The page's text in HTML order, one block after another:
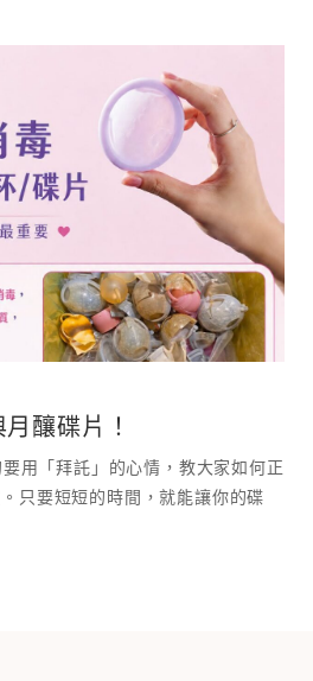
釀碟片！
用「拜託」的心情，教大家如何正
只要短短的時間，就能讓你的碟